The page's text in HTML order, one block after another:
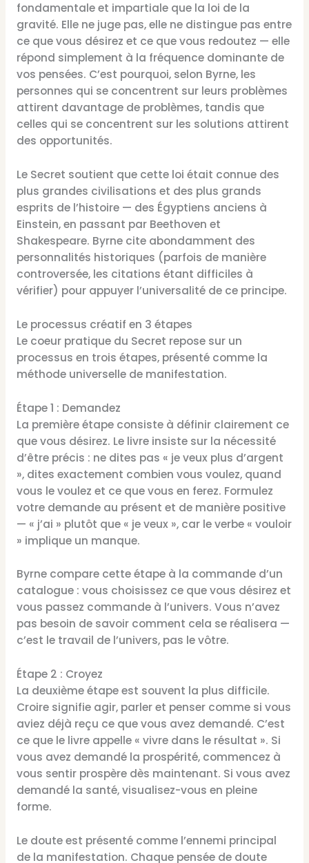
fondamentale et impartiale que la loi de la
gravité. Elle ne juge pas, elle ne distingue pas entre
ce que vous désirez et ce que vous redoutez — elle
répond simplement à la fréquence dominante de
vos pensées. C’est pourquoi, selon Byrne, les
personnes qui se concentrent sur leurs problèmes
attirent davantage de problèmes, tandis que
celles qui se concentrent sur les solutions attirent
des opportunités.
Le Secret soutient que cette loi était connue des
plus grandes civilisations et des plus grands
esprits de l’histoire — des Égyptiens anciens à
Einstein, en passant par Beethoven et
Shakespeare. Byrne cite abondamment des
personnalités historiques (parfois de manière
controversée, les citations étant difficiles à
vérifier) pour appuyer l’universalité de ce principe.
Le processus créatif en 3 étapes
Le coeur pratique du Secret repose sur un
processus en trois étapes, présenté comme la
méthode universelle de manifestation.
Étape 1 : Demandez
La première étape consiste à définir clairement ce
que vous désirez. Le livre insiste sur la nécessité
d’être précis : ne dites pas « je veux plus d’argent
», dites exactement combien vous voulez, quand
vous le voulez et ce que vous en ferez. Formulez
votre demande au présent et de manière positive
— « j’ai » plutôt que « je veux », car le verbe « vouloir
» implique un manque.
Byrne compare cette étape à la commande d’un
catalogue : vous choisissez ce que vous désirez et
vous passez commande à l’univers. Vous n’avez
pas besoin de savoir comment cela se réalisera —
c’est le travail de l’univers, pas le vôtre.
Étape 2 : Croyez
La deuxième étape est souvent la plus difficile.
Croire signifie agir, parler et penser comme si vous
aviez déjà reçu ce que vous avez demandé. C’est
ce que le livre appelle « vivre dans le résultat ». Si
vous avez demandé la prospérité, commencez à
vous sentir prospère dès maintenant. Si vous avez
demandé la santé, visualisez-vous en pleine
forme.
Le doute est présenté comme l’ennemi principal
de la manifestation. Chaque pensée de doute